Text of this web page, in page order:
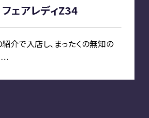
ェアレディZ34
介で入店し、まったくの無知の
…